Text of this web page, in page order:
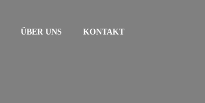
ÜBER UNS KONTAKT